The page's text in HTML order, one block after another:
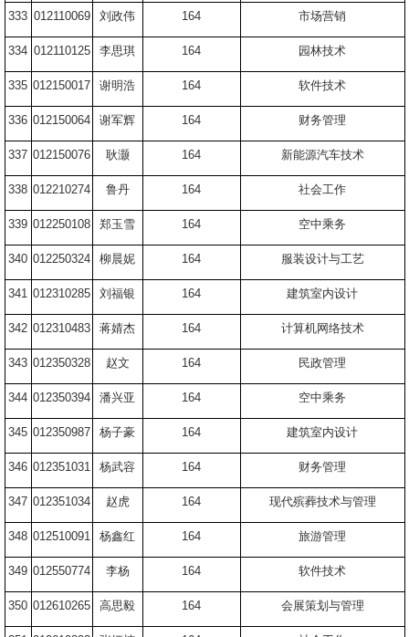
333 012110069 刘政伟 164 市场营销
334 012110125 李思琪 164 园林技术
335 012150017 谢明浩 164 软件技术
336 012150064 谢军辉 164 财务管理
337 012150076 耿灏 164 新能源汽车技术
338 012210274 鲁丹 164 社会工作
339 012250108 郑玉雪 164 空中乘务
340 012250324 柳晨妮 164 服装设计与工艺
341 012310285 刘福银 164 建筑室内设计
342 012310483 蒋婧杰 164 计算机网络技术
343 012350328 赵文 164 民政管理
344 012350394 潘兴亚 164 空中乘务
345 012350987 杨子豪 164 建筑室内设计
346 012351031 杨武容 164 财务管理
347 012351034 赵虎 164 现代殡葬技术与管理
348 012510091 杨鑫红 164 旅游管理
349 012550774 李杨 164 软件技术
350 012610265 高思毅 164 会展策划与管理